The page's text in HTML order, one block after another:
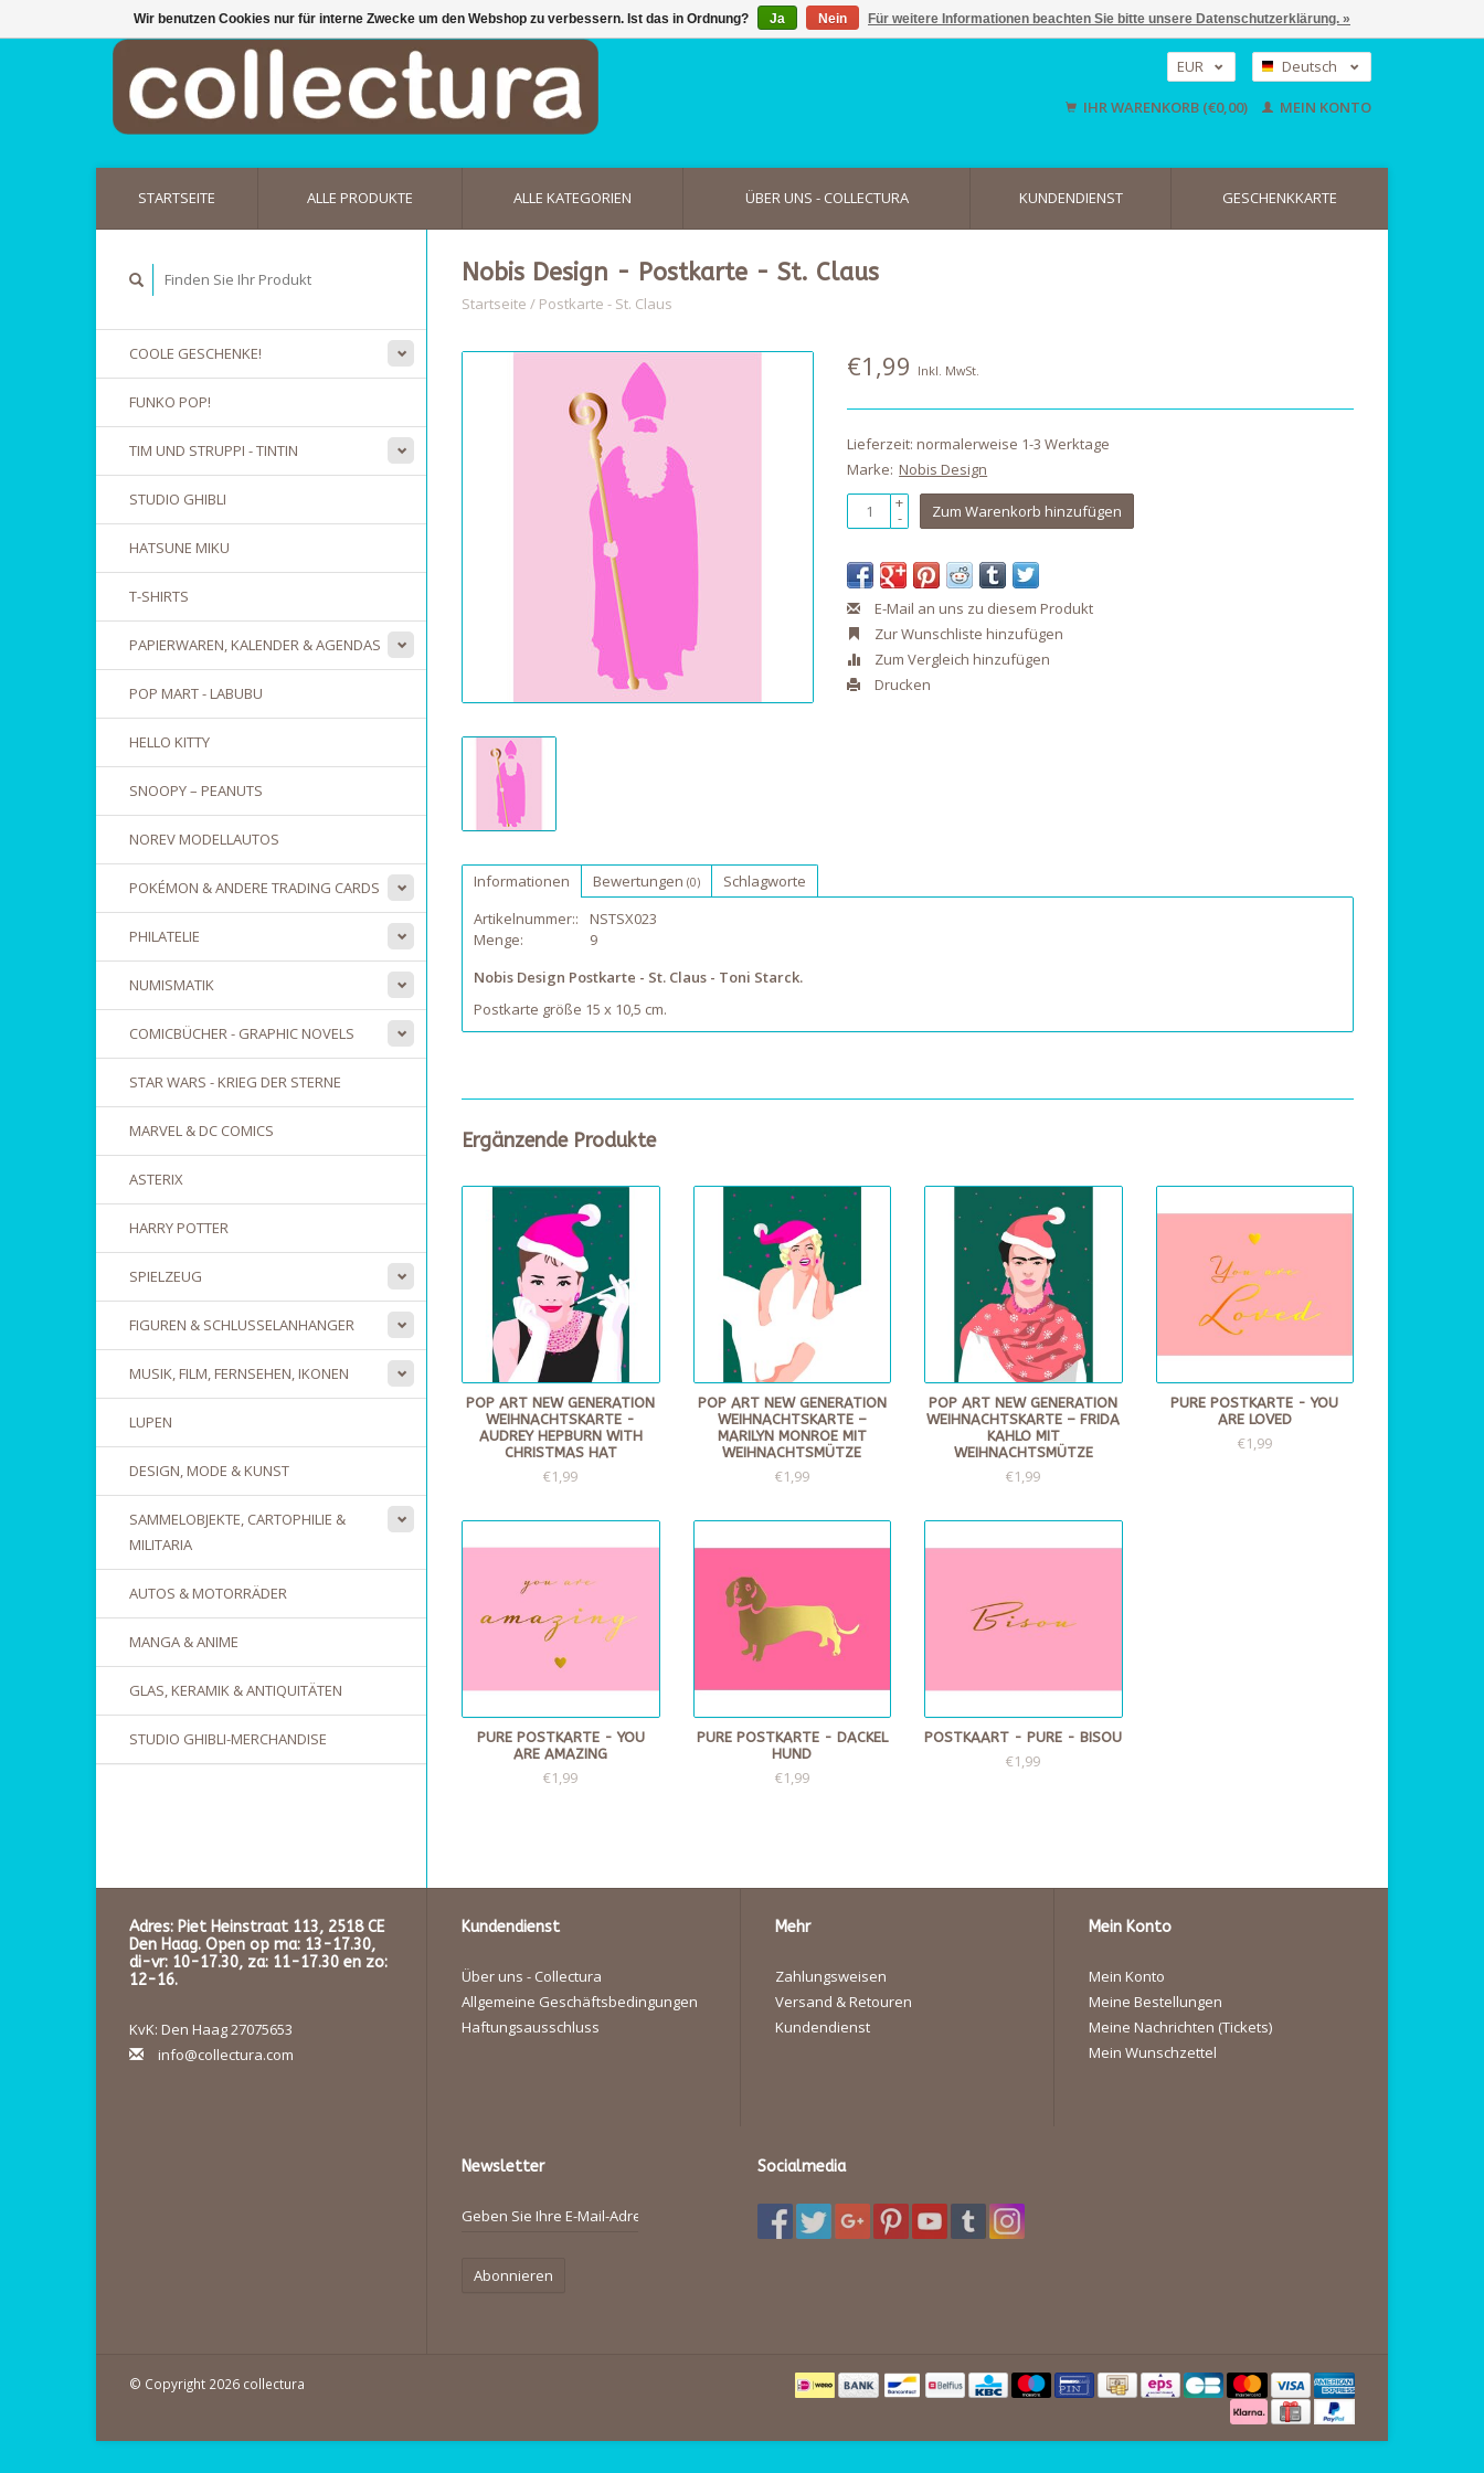
EUR
USD
Deutsch
English
IHR WARENKORB (€0,00) MEIN KONTO
STARTSEITE ALLE PRODUKTE ALLE KATEGORIEN ÜBER UNS - COLLECTURA KUNDENDIENST GESCHENKKARTE
COOLE GESCHENKE!
FUNKO POP!
TIM UND STRUPPI - TINTIN
STUDIO GHIBLI
HATSUNE MIKU
T-SHIRTS
PAPIERWAREN, KALENDER & AGENDAS
POP MART - LABUBU
HELLO KITTY
SNOOPY – PEANUTS
NOREV MODELLAUTOS
POKÉMON & ANDERE TRADING CARDS
PHILATELIE
NUMISMATIK
COMICBÜCHER - GRAPHIC NOVELS
STAR WARS - KRIEG DER STERNE
MARVEL & DC COMICS
ASTERIX
HARRY POTTER
SPIELZEUG
FIGUREN & SCHLUSSELANHANGER
MUSIK, FILM, FERNSEHEN, IKONEN
LUPEN
DESIGN, MODE & KUNST
SAMMELOBJEKTE, CARTOPHILIE &
MILITARIA
AUTOS & MOTORRÄDER
MANGA & ANIME
GLAS, KERAMIK & ANTIQUITÄTEN
STUDIO GHIBLI-MERCHANDISE
Nobis Design - Postkarte - St. Claus
Startseite / Postkarte - St. Claus
€1,99 Inkl. MwSt.
Lieferzeit: normalerweise 1-3 Werktage
Marke: Nobis Design
+
- Zum Warenkorb hinzufügen
E-Mail an uns zu diesem Produkt
Zur Wunschliste hinzufügen
Zum Vergleich hinzufügen
Drucken
Informationen Bewertungen (0)
Schlagworte
Artikelnummer::
NSTSX023
Menge:
9
Nobis Design Postkarte - St. Claus - Toni Starck.
Postkarte größe 15 x 10,5 cm.
Ergänzende Produkte
POP ART NEW GENERATION
WEIHNACHTSKARTE -
AUDREY HEPBURN WITH
CHRISTMAS HAT
€1,99
POP ART NEW GENERATION
WEIHNACHTSKARTE –
MARILYN MONROE MIT
WEIHNACHTSMÜTZE
€1,99
POP ART NEW GENERATION
WEIHNACHTSKARTE – FRIDA
KAHLO MIT
WEIHNACHTSMÜTZE
€1,99
PURE POSTKARTE - YOU
ARE LOVED
€1,99
PURE POSTKARTE - YOU
ARE AMAZING
€1,99
PURE POSTKARTE - DACKEL
HUND
€1,99
POSTKAART - PURE - BISOU
€1,99
Adres: Piet Heinstraat 113, 2518 CE
Den Haag. Open op ma: 13-17.30,
di-vr: 10-17.30, za: 11-17.30 en zo:
12-16.
KvK: Den Haag 27075653
info@collectura.com
Kundendienst
Über uns - Collectura
Allgemeine Geschäftsbedingungen
Haftungsausschluss
Mehr
Zahlungsweisen
Versand & Retouren
Kundendienst
Mein Konto
Mein Konto
Meine Bestellungen
Meine Nachrichten (Tickets)
Mein Wunschzettel
Newsletter
Abonnieren
Socialmedia
© Copyright 2026 collectura
Wir benutzen Cookies nur für interne Zwecke um den Webshop zu verbessern. Ist das in Ordnung? Ja Nein Für weitere Informationen beachten Sie bitte unsere Datenschutzerklärung. »